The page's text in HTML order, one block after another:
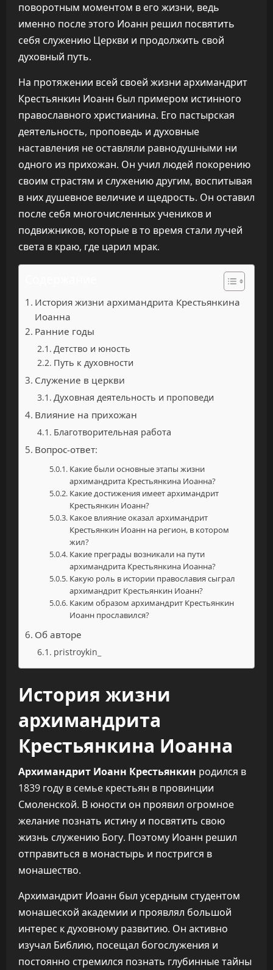
поворотным моментом в его жизни, ведь
именно после этого Иоанн решил посвятить
себя служению Церкви и продолжить свой
духовный путь.
На протяжении всей своей жизни архимандрит
Крестьянкин Иоанн был примером истинного
православного христианина. Его пастырская
деятельность, проповедь и духовные
наставления не оставляли равнодушными ни
одного из прихожан. Он учил людей покорению
своим страстям и служению другим, воспитывая
в них душевное величие и щедрость. Он оставил
после себя многочисленных учеников и
подвижников, которые в то время стали лучей
света в краю, где царил мрак.
История жизни архимандрита Крестьянкина
Иоанна
Ранние годы
Детство и юность
Путь к духовности
Служение в церкви
Духовная деятельность и проповеди
Влияние на прихожан
Благотворительная работа
Вопрос-ответ:
Какие были основные этапы жизни
архимандрита Крестьянкина Иоанна?
Какие достижения имеет архимандрит
Крестьянкин Иоанн?
Какое влияние оказал архимандрит
Крестьянкин Иоанн на регион, в котором
жил?
Какие преграды возникали на пути
архимандрита Крестьянкина Иоанна?
Какую роль в истории православия сыграл
архимандрит Крестьянкин Иоанн?
Каким образом архимандрит Крестьянкин
Иоанн прославился?
Об авторе
pristroykin_
История жизни
архимандрита
Крестьянкина Иоанна
Архимандрит Иоанн Крестьянкин родился в
1839 году в семье крестьян в провинции
Смоленской. В юности он проявил огромное
желание познать истину и посвятить свою
жизнь служению Богу. Поэтому Иоанн решил
отправиться в монастырь и постригся в
монашество.
Архимандрит Иоанн был усердным студентом
монашеской академии и проявлял большой
интерес к духовному развитию. Он активно
изучал Библию, посещал богослужения и
постоянно стремился познать глубинные тайны